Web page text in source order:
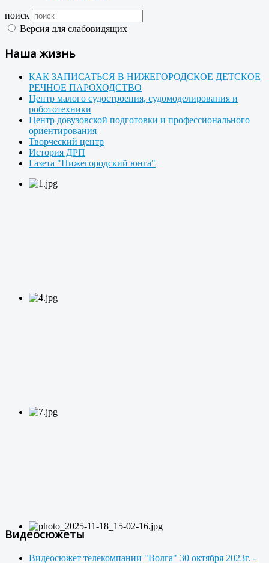
поиск
Версия для слабовидящих
Наша жизнь
КАК ЗАПИСАТЬСЯ В НИЖЕГОРОДСКОЕ ДЕТСКОЕ
РЕЧНОЕ ПАРОХОДСТВО
Центр малого судостроения, судомоделирования и
робототехники
Центр довузовской подготовки и профессионального
ориентирования
Творческий центр
История ДРП
Газета "Нижегородский юнга"
Видеосюжеты
Видеосюжет телекомпании "Волга" 30 октября 2023г. -